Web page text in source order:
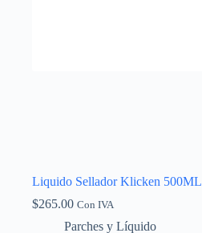
Liquido Sellador Klicken 500ML
$265.00 Con IVA
Parches y Líquido